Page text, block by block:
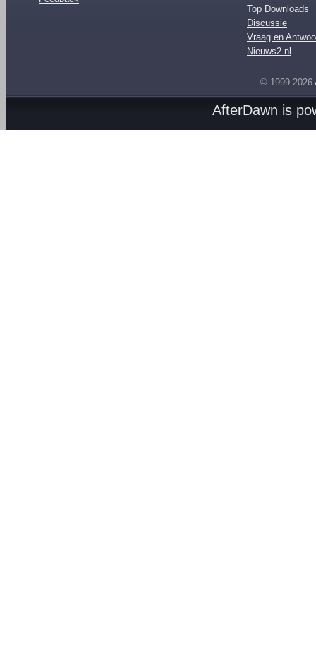
Top Downloads
Discussie
Vraag en
Nieuws2.nl
© 1999-2026
AfterDawn is